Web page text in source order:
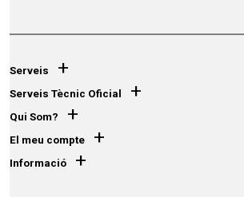
Serveis +
Serveis Tècnic Oficial +
Qui Som? +
El meu compte +
Informació +